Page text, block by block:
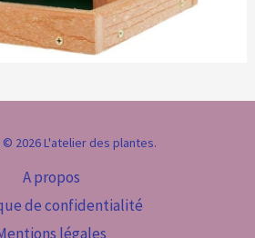
2026 L'atelier des plantes.
A propos
de confidentialité
légales